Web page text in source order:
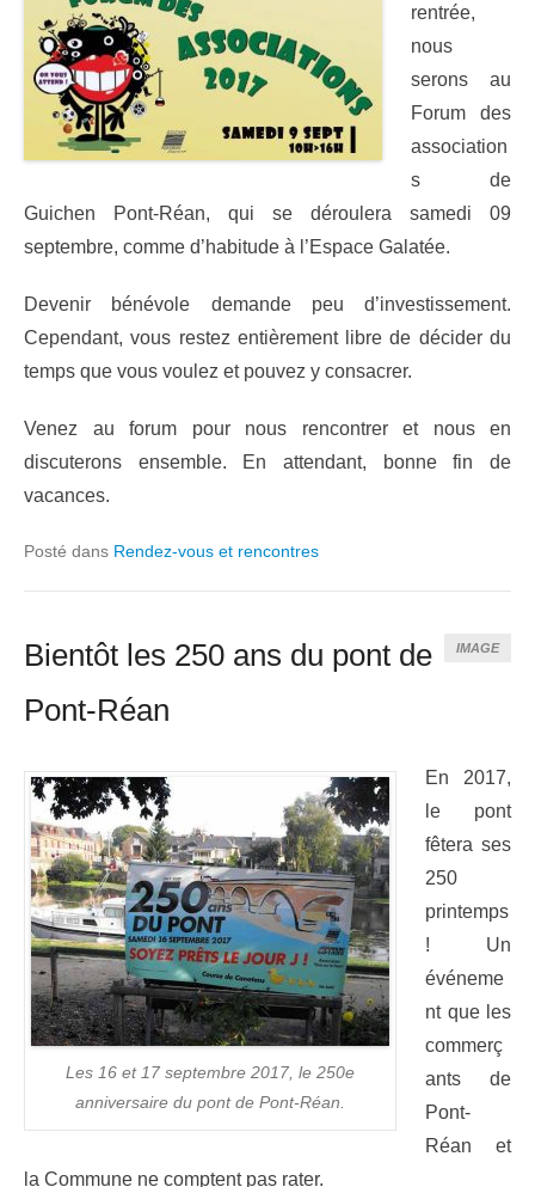
rentrée,
nous
serons au
Forum des
association
s de
Guichen Pont-Réan, qui se déroulera samedi 09
septembre, comme d’habitude à l’Espace Galatée.
Devenir bénévole demande peu d’investissement.
Cependant, vous restez entièrement libre de décider du
temps que vous voulez et pouvez y consacrer.
Venez au forum pour nous rencontrer et nous en
discuterons ensemble. En attendant, bonne fin de
vacances.
Posté dans Rendez-vous et rencontres
Bientôt les 250 ans du pont de
Pont-Réan
IMAGE
Les 16 et 17 septembre 2017, le 250e
anniversaire du pont de Pont-Réan.
En 2017,
le pont
fêtera ses
250
printemps
! Un
événeme
nt que les
commerç
ants de
Pont-
Réan et
la Commune ne comptent pas rater.